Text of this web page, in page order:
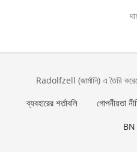
Radolfzell (জার্মানি) এ তৈরি
ব্যবহারের শর্তাবলি
গোপনীয়তা
BN